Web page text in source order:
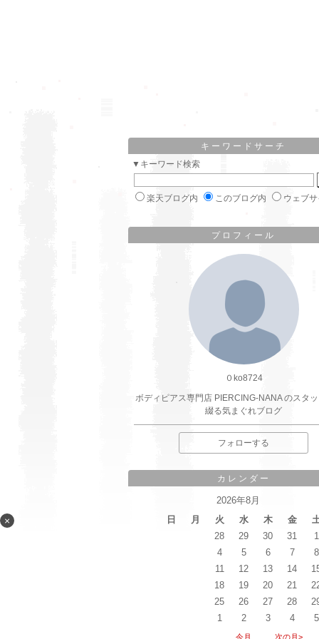
×
キーワードサーチ
▼キーワード検索
楽天ブログ内 このブログ内 ウェブ
プロフィール
０ko8724
ボディピアス専門店 PIERCING-NANA のスタ
綴る気まぐれブログ
フォローする
カレンダー
2026年8月
日
月 火 水 木 金
28 29 30 31
1
4 5 6 7
8
11 12 13 14
18 19 20 21
25 26 27 28
1 2 3 4 5
今月 次の月>